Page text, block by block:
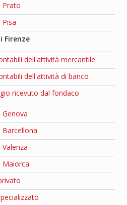
Prato
Pisa
Firenze
dell'attività mercantile
dell'attività di banco
ricevuto dal fondaco
Genova
Barcellona
Maiorca